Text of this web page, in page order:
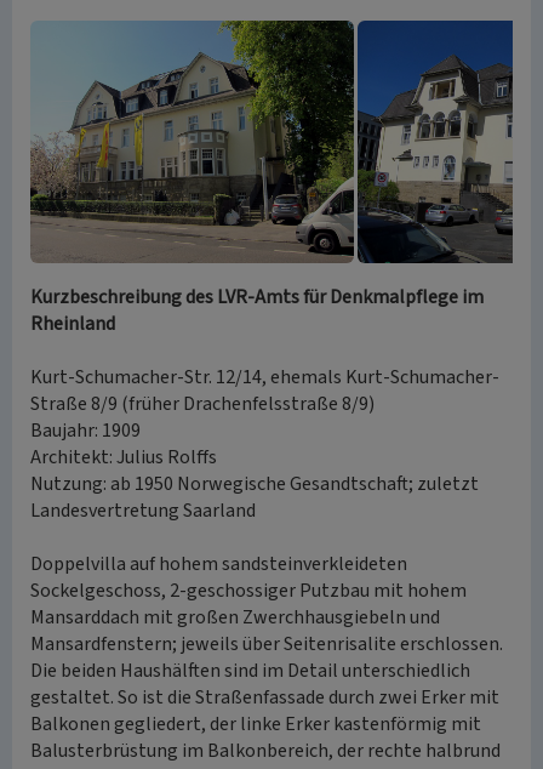
Kurzbeschreibung des LVR-Amts für Denkmalpflege im
Rheinland
Kurt-Schumacher-Str. 12/14, ehemals Kurt-Schumacher-
Straße 8/9 (früher Drachenfelsstraße 8/9)
Baujahr: 1909
Architekt: Julius Rolffs
Nutzung: ab 1950 Norwegische Gesandtschaft; zuletzt
Landesvertretung Saarland
Doppelvilla auf hohem sandsteinverkleideten
Sockelgeschoss, 2-geschossiger Putzbau mit hohem
Mansarddach mit großen Zwerchhausgiebeln und
Mansardfenstern; jeweils über Seitenrisalite erschlossen.
Die beiden Haushälften sind im Detail unterschiedlich
gestaltet. So ist die Straßenfassade durch zwei Erker mit
Balkonen gegliedert, der linke Erker kastenförmig mit
Balusterbrüstung im Balkonbereich, der rechte halbrund